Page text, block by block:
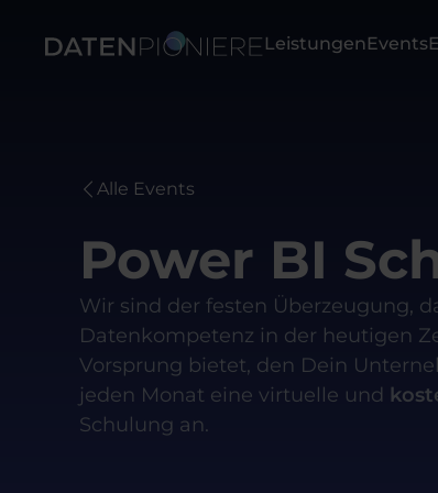
LeistungenEvents
Alle Events
Power BI
Wir sind der festen Überzeugung,
Datenkompetenz in der heutigen
Vorsprung bietet, den Dein
jeden Monat eine virtuelle und
Schulung an.